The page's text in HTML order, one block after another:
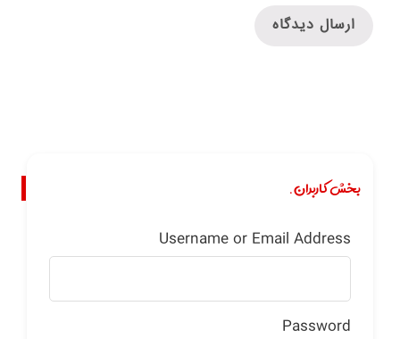
بخش کاربران.
Username or Email Address
Password